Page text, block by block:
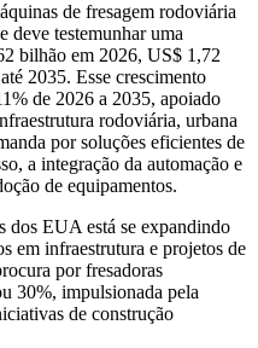
de fresagem rodoviária
deve testemunhar uma
bilhão em 2026, US$ 1,72
2035. Esse crescimento
de 2026 a 2035, apoiado
rodoviária, urbana
por soluções eficientes de
a integração da automação e
de equipamentos.
dos EUA está se expandindo
em infraestrutura e projetos de
por fresadoras
30%, impulsionada pela
de construção